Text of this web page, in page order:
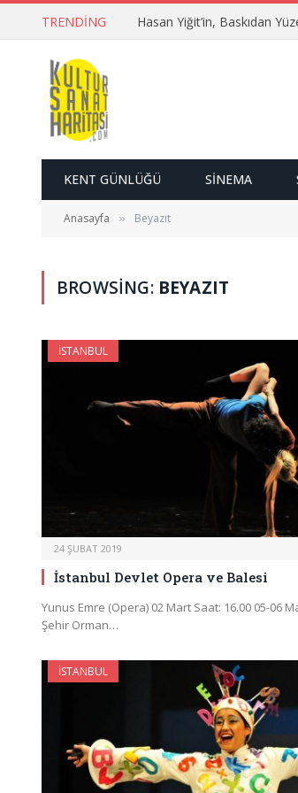
TRENDING Hasan Yiğit’in, Baskıdan
KENT GÜNLÜĞÜ SINEMA
Anasayfa » Beyazıt
BROWSING: BEYAZIT
İSTANBUL
24 ŞUBAT 2019
İstanbul Devlet Opera ve Balesi
Yunus Emre (Opera) 02 Mart Saat: 16.00 05-06
Şehir Orman…
İSTANBUL